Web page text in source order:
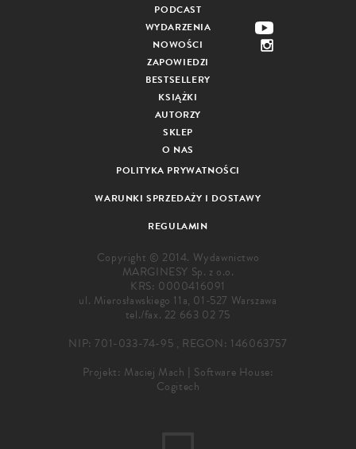
PODCAST
WYDARZENIA
NOWOŚCI
ZAPOWIEDZI
BESTSELLERY
KSIĄŻKI
AUTORZY
SKLEP
O NAS
POLITYKA PRYWATNOŚCI
WARUNKI SPRZEDAŻY I DOSTAWY
REGULAMIN
Copyright © 2014. Wydawnictwo
MARGINESY Sp. z o.o.
KRS: 0000416091
ul. Mierosławskiego 11a, 01-527 Warszawa
tel./fax. 22 663 02 75
NIP: 701-033-74-95 , REGON: 146063757
Projekt: Maciej Mach | Software House:
Cogitech